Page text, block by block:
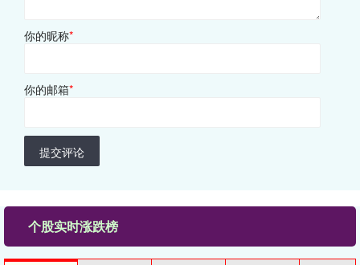
你的昵称*
你的邮箱*
提交评论
个股实时涨跌榜